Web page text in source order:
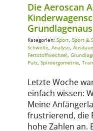
Die Aeroscan
Kategorien: Sport, Sport &
Schwelle, Analyse,
Fettstoffwechsel,
Puls, Spiroergometrie,
Letzte Woche
einfach wissen:
Meine
frustrierend, die
hohe Zahlen an.